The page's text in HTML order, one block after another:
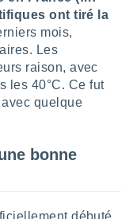
ont tiré la
mois,
Les
raison, avec
les 40°C. Ce fut
quelque
bonne
débuté,